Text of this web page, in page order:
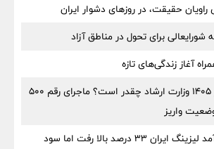
حقیقت، در روزهای دشوار ایران
آغاز زندگی‌های تازه
هدیه روز خبرنگار ۱۴۰۵ وزارت ارشاد چقدر است؟ ماجرای رقم ۵۰۰
واریز
معمای «ولیز»؛ درآمد لیزینگ ایران ۳۳ درصد بالا رفت اما سود